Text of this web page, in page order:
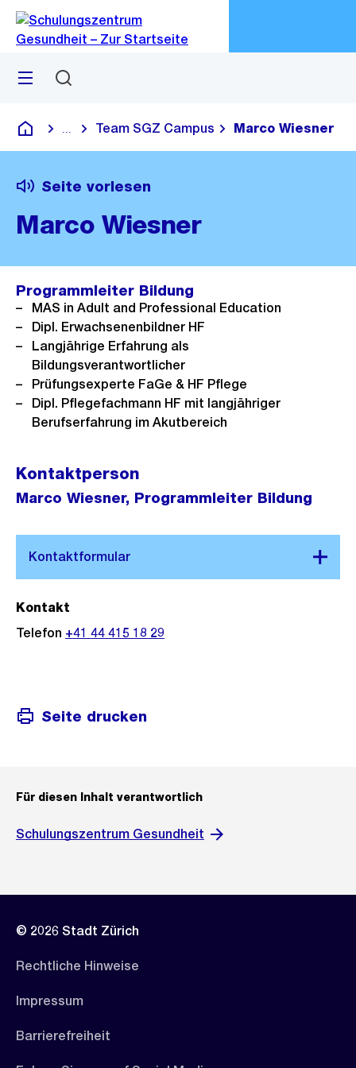
Navigation
Sprunglink
Menü
Schulungszentrum Gesundheit
Blende alle Breadcrumbs ein
Team SGZ Campus Marco Wiesner
Seite vorlesen
Marco Wiesner
Programmleiter Bildung
MAS in Adult and Professional Education
Dipl. Erwachsenenbildner HF
Langjährige Erfahrung als
Bildungsverantwortlicher
Prüfungsexperte FaGe & HF Pflege
Dipl. Pflegefachmann HF mit langjähriger
Berufserfahrung im Akutbereich
Kontaktperson
Marco Wiesner, Programmleiter Bildung
Kontakt
Telefon +41 44 415 18 29
Seite drucken
Für diesen Inhalt verantwortlich
Schulungszentrum Gesundheit
© 2026 Stadt Zürich
Rechtliche Hinweise
Impressum
Barrierefreiheit